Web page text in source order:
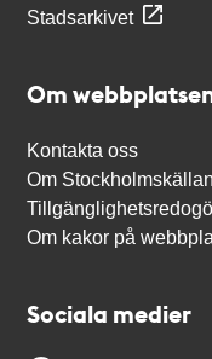
Stadsarkivet
Om
Kontakta oss
Om Stockholmskällan
Om kakor på
Sociala medier